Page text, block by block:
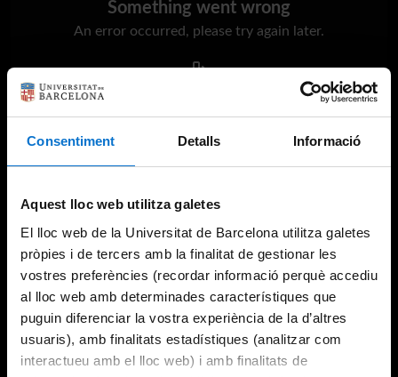
Consentiment Detalls Informació
Aquest lloc web utilitza galetes
El lloc web de la Universitat de Barcelona utilitza galetes
pròpies i de tercers amb la finalitat de gestionar les
vostres preferències (recordar informació perquè accediu
al lloc web amb determinades característiques que
puguin diferenciar la vostra experiència de la d’altres
usuaris), amb finalitats estadístiques (analitzar com
interactueu amb el lloc web) i amb finalitats de
Something went wrong
An error occurred, please try again later.